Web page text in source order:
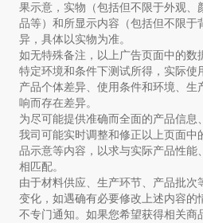
果示意，实物（包括但不限于外观、
品等）和所显示内容（包括但不限于
异，具体以实物为准。
如无特殊备注，以上广告页面中的数
特定环境和条件下测试所得，实际使
产品个体差异、使用条件和环境、生
响而存在差异。
为尽可能提供准确而全面的产品信息
我司可能实时调整和修正以上页面中
品示意等内容，以求与实际产品性能
相匹配。
由于材料供应、生产环节、产品批次
变化，如遇确有必要修改上述内容的
不专门通知。如果您希望获得相关商